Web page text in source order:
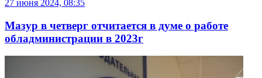
27 июня 2024, 08:35
Мазур в четверг отчитается в думе о работе
обладминистрации в 2023г